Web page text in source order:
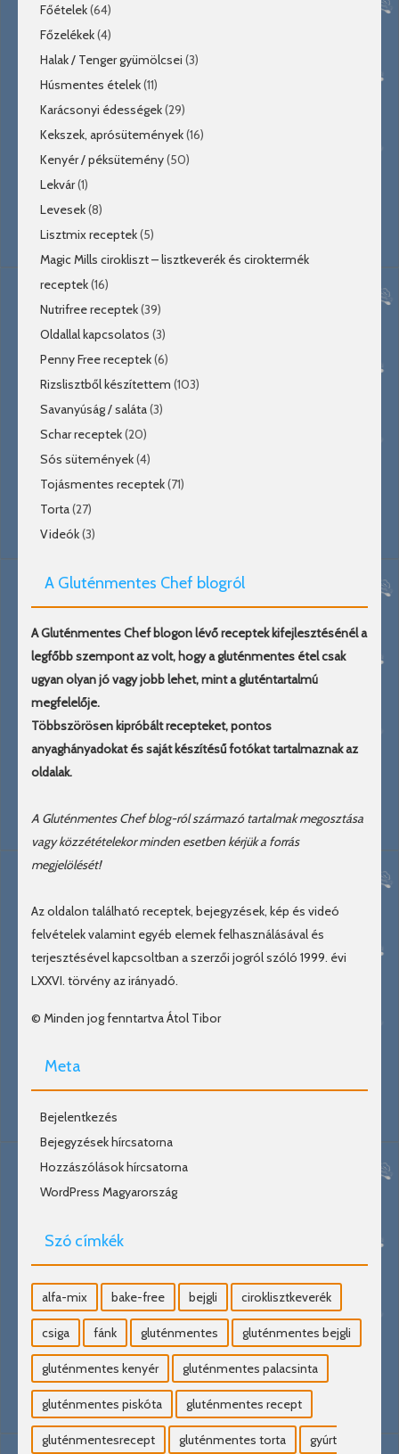
Főételek(64)
Főzelékek(4)
Halak / Tenger gyümölcsei (3)
Húsmentes ételek(11)
Karácsonyi édességek(29)
Kekszek, aprósütemények(16)
Kenyér / péksütemény(50)
Lekvár(1)
Levesek(8)
Lisztmix receptek(5)
Magic Mills cirokliszt – lisztkeverék és ciroktermék
receptek(16)
Nutrifree receptek(39)
Oldallal kapcsolatos (3)
Penny Free receptek(6)
Rizslisztből készítettem (103)
Savanyúság / saláta(3)
Schar receptek(20)
Sós sütemények(4)
Tojásmentes receptek(71)
Torta(27)
Videók(3)
A Gluténmentes Chef blogról
A Gluténmentes Chef blogon lévő receptek kifejlesztésénél a
legfőbb szempont az volt, hogy a gluténmentes étel csak
ugyan olyan jó vagy jobb lehet, mint a gluténtartalmú
megfelelője.
Többszörösen kipróbált recepteket, pontos
anyaghányadokat és saját készítésű fotókat tartalmaznak az
oldalak.
A Gluténmentes Chef blog-ról származó tartalmak megosztása
vagy közzétételekor minden esetben kérjük a forrás
megjelölését!
Az oldalon található receptek, bejegyzések, kép és videó
felvételek valamint egyéb elemek felhasználásával és
terjesztésével kapcsoltban a szerzői jogról szóló 1999. évi
LXXVI. törvény az irányadó.
© Minden jog fenntartva Átol Tibor
Meta
Bejelentkezés
Bejegyzések hírcsatorna
Hozzászólások hírcsatorna
WordPress Magyarország
Szó címkék
alfa-mix bake-free bejgli ciroklisztkeverék
csiga fánk gluténmentes gluténmentes bejgli
gluténmentes kenyér gluténmentes palacsinta
gluténmentes piskóta gluténmentes recept
gluténmentesrecept gluténmentes torta gyúrt